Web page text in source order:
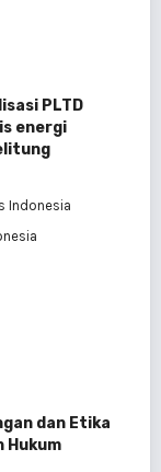
PLTD
energi
Indonesia
dan Etika
Hukum